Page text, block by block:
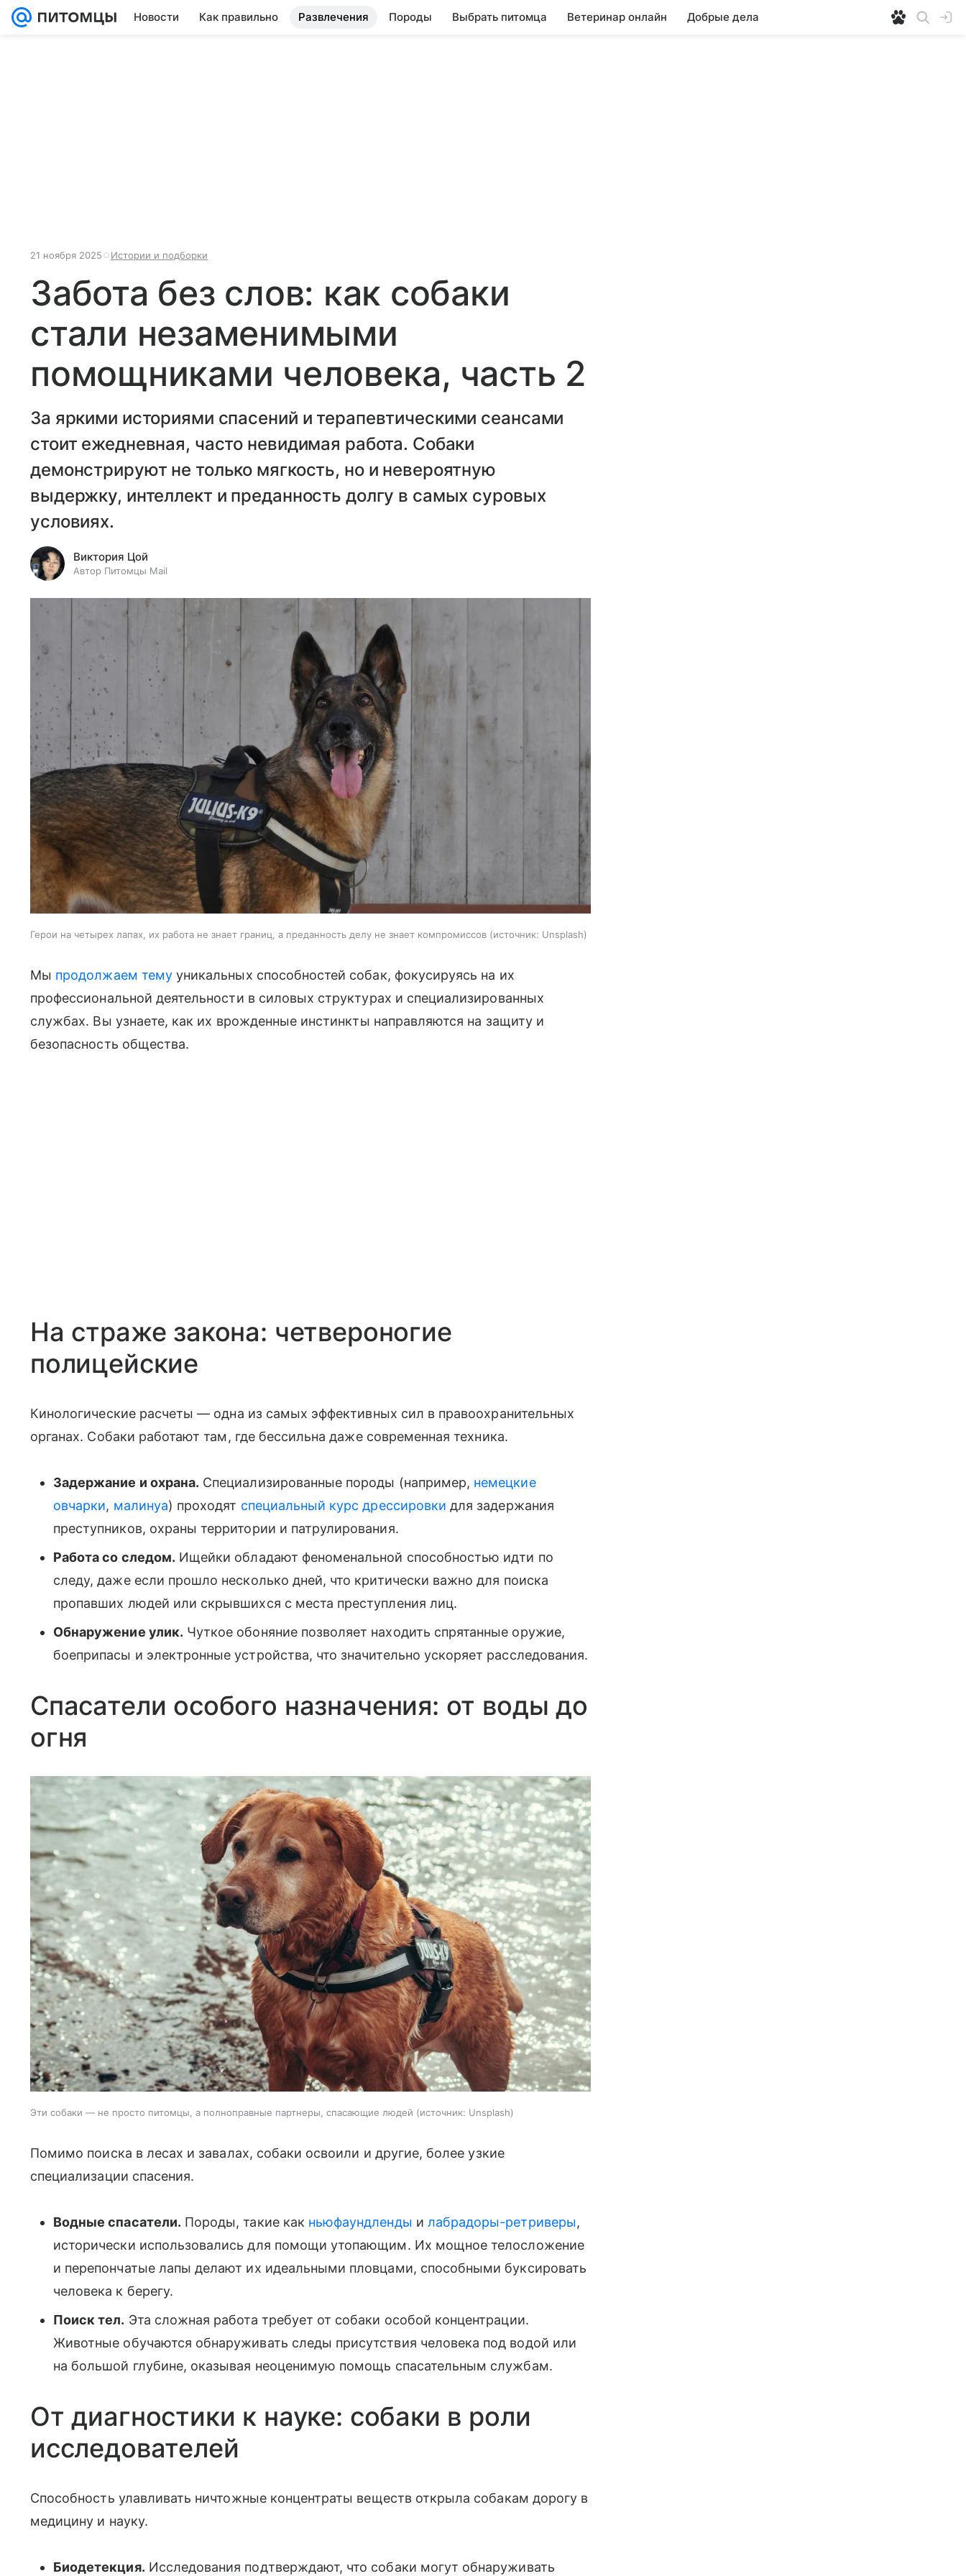
Новости Как правильно Развлечения Породы Выбрать питомца Ветеринар онлайн Добрые дела
21 ноября 2025 Истории и подборки
Забота без слов: как собаки
стали незаменимыми
помощниками человека, часть 2
За яркими историями спасений и терапевтическими сеансами
стоит ежедневная, часто невидимая работа. Собаки
демонстрируют не только мягкость, но и невероятную
выдержку, интеллект и преданность долгу в самых суровых
условиях.
Виктория Цой
Автор Питомцы Mail
Герои на четырех лапах, их работа не знает границ, а преданность делу не знает компромиссов источник: Unsplash
Мы продолжаем темууникальных способностей собак, фокусируясь на их
профессиональной деятельности в силовых структурах и специализированных
службах. Вы узнаете, как их врожденные инстинкты направляются на защиту и
безопасность общества.
На страже закона: четвероногие
полицейские
Кинологические расчеты — одна из самых эффективных сил в правоохранительных
органах. Собаки работают там, где бессильна даже современная техника.
Задержание и охрана. Специализированные породы (например, немецкие
овчарки, малинуа) проходят специальный курс дрессировки для задержания
преступников, охраны территории и патрулирования.
Работа со следом. Ищейки обладают феноменальной способностью идти по
следу, даже если прошло несколько дней, что критически важно для поиска
пропавших людей или скрывшихся с места преступления лиц.
Обнаружение улик. Чуткое обоняние позволяет находить спрятанные оружие,
боеприпасы и электронные устройства, что значительно ускоряет расследования.
Спасатели особого назначения: от воды до
огня
Эти собаки — не просто питомцы, а полноправные партнеры, спасающие людей источник: Unsplash
Помимо поиска в лесах и завалах, собаки освоили и другие, более узкие
специализации спасения.
Водные спасатели. Породы, такие как ньюфаундленды и лабрадоры-ретриверы,
исторически использовались для помощи утопающим. Их мощное телосложение
и перепончатые лапы делают их идеальными пловцами, способными буксировать
человека к берегу.
Поиск тел. Эта сложная работа требует от собаки особой концентрации.
Животные обучаются обнаруживать следы присутствия человека под водой или
на большой глубине, оказывая неоценимую помощь спасательным службам.
От диагностики к науке: собаки в роли
исследователей
Способность улавливать ничтожные концентраты веществ открыла собакам дорогу в
медицину и науку.
Биодетекция. Исследования подтверждают, что собаки могут обнаруживать